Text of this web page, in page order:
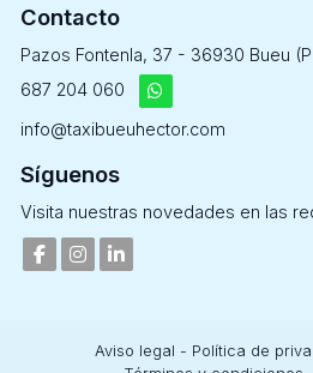
Contacto
Pazos Fontenla, 37 - 36930 Bueu
687 204 060
info@taxibueuhector.com
Síguenos
Visita nuestras novedades en las
Aviso legal - Política de